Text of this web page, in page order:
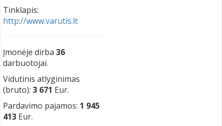
Tinklapis:
http://www.varutis.lt
Įmonėje dirba 36
darbuotojai.
Vidutinis atlyginimas
(bruto): 3 671 Eur.
Pardavimo pajamos: 1 945
413 Eur.